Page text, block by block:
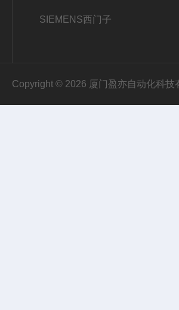
SIEMENS西门子
Copyright © 2026 厦门盈亦自动化科